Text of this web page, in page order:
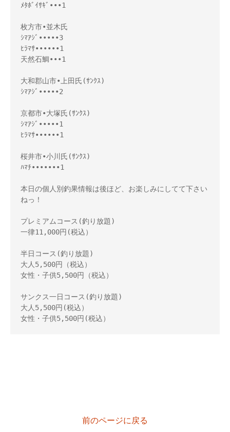
ﾒﾀﾎﾞｲｻｷﾞ•••1
枚方市•並木氏
ｼﾏｱｼﾞ•••••3
ﾋﾗﾏｻ••••••1
天然石鯛•••1
大和郡山市•上田氏(ｻﾝｸｽ)
ｼﾏｱｼﾞ•••••2
京都市•大塚氏(ｻﾝｸｽ)
ｼﾏｱｼﾞ•••••1
ﾋﾗﾏｻ••••••1
桜井市•小川氏(ｻﾝｸｽ)
ﾊﾏﾁ•••••••1
本日の個人別釣果情報は後ほど、お楽しみにしてて下さい
ねっ！
プレミアムコース(釣り放題)
一律11,000円(税込）
半日コース(釣り放題)
大人5,500円（税込）
女性・子供5,500円（税込）
サンクス一日コース(釣り放題)
大人5,500円(税込）
女性・子供5,500円(税込）
前のページに戻る